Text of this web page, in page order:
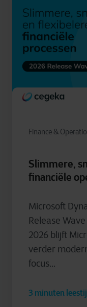
Finance &
Slimmere,
financiële
Microsoft
Release
2026 blijft
verder
focus...
3 minuten